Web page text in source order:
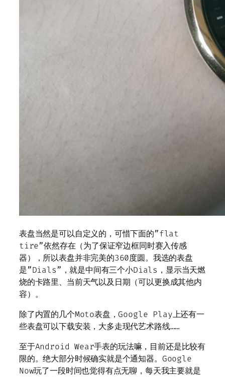
表盘当然是可以自定义的，可惜下面的”flat
tire”依然存在（为了保证窄边框同时赛入传感
器），所以表盘并非完美的360度圆。我选的表盘
是”Dials”，就是中间有三个小Dials，显示当天燃
烧的卡路里、当前天气以及日期（可以更换成其他内
容）。
除了内置的几个Moto表盘，Google Play上还有一
些表盘可以下载安装，大多走现代艺术路线……
至于Android Wear手表的玩法嘛，目前还是比较有
限的。绝大部分时候确实就是个通知器。Google
Now玩了一段时间也觉得有点无聊，每天我主要就是